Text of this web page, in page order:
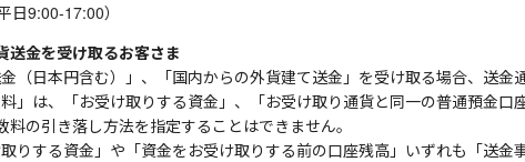
平日9:00-17:00）
送金を受け取るお客さま
金（日本円含む）」、「国内からの外貨建て送金」を受け取る場合、送
料」は、「お受け取りする資金」、「お受け取り通貨と同一の普通預金
料の引き落し方法を指定することはできません。
りする資金」や「資金をお受け取りする前の口座残高」いずれも「送